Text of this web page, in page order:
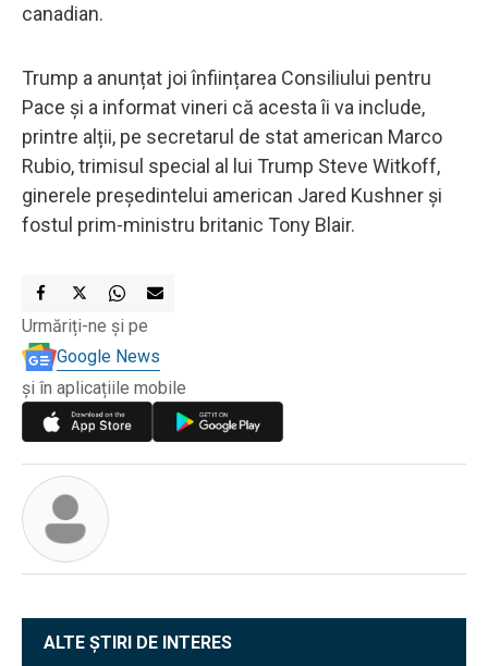
canadian.
Trump a anunțat joi înființarea Consiliului pentru
Pace și a informat vineri că acesta îi va include,
printre alții, pe secretarul de stat american Marco
Rubio, trimisul special al lui Trump Steve Witkoff,
ginerele președintelui american Jared Kushner și
fostul prim-ministru britanic Tony Blair.
Urmăriți-ne și pe
Google News
și în aplicațiile mobile
ALTE ȘTIRI DE INTERES